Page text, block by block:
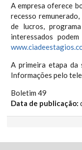
A empresa oferece
recesso
de lucros,
interessados
A primeira etapa da
Informações pelo
Boletim 49
Data de publicação: